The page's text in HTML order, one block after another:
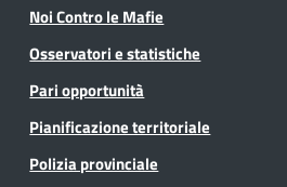
Noi Contro le Mafie
Osservatori e statistiche
Pari opportunità
Pianificazione territoriale
Polizia provinciale